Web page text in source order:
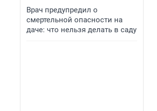
Врач предупредил о
смертельной опасности на
даче: что нельзя делать в саду